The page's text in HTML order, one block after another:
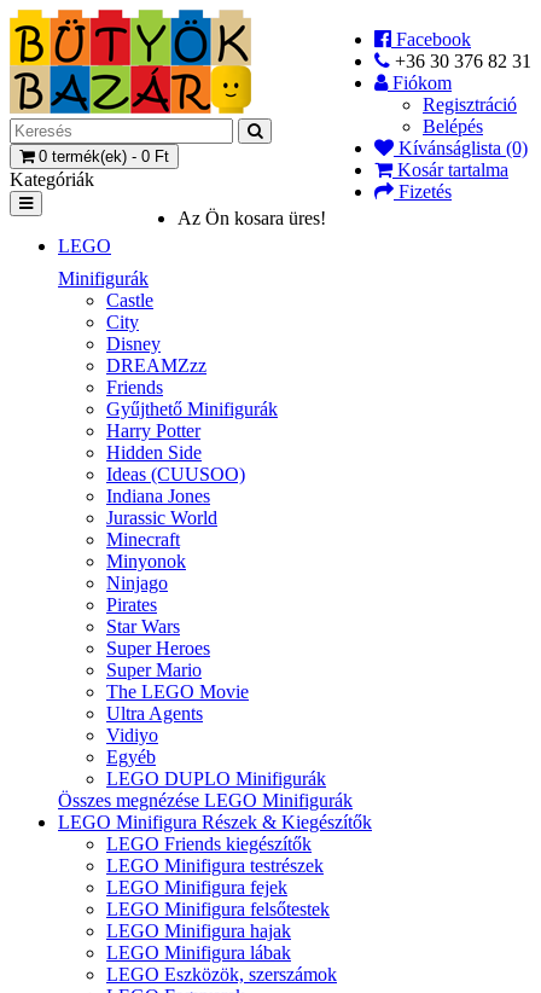
Facebook
+36 30 376 82 31
Fiókom
Regisztráció
Belépés
Kívánságlista (0)
Kosár tartalma
Fizetés
0 termék(ek) - 0 Ft
Az Ön kosara üres!
Kategóriák
LEGO
Minifigurák
Castle
City
Disney
DREAMZzz
Friends
Gyűjthető Minifigurák
Harry Potter
Hidden Side
Ideas (CUUSOO)
Indiana Jones
Jurassic World
Minecraft
Minyonok
Ninjago
Pirates
Star Wars
Super Heroes
Super Mario
The LEGO Movie
Ultra Agents
Vidiyo
Egyéb
LEGO DUPLO Minifigurák
Összes megnézése LEGO Minifigurák
LEGO Minifigura Részek & Kiegészítők
LEGO Friends kiegészítők
LEGO Minifigura testrészek
LEGO Minifigura fejek
LEGO Minifigura felsőtestek
LEGO Minifigura hajak
LEGO Minifigura lábak
LEGO Eszközök, szerszámok